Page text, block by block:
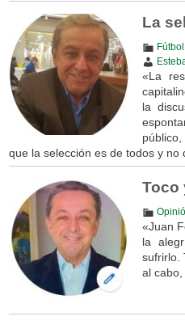
La
Fútbol
«La
la
que la selección es de todos y no
Toco
«Juan
la
sufrirlo.
al